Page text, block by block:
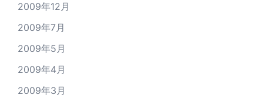
2009年12月
2009年7月
2009年5月
2009年4月
2009年3月